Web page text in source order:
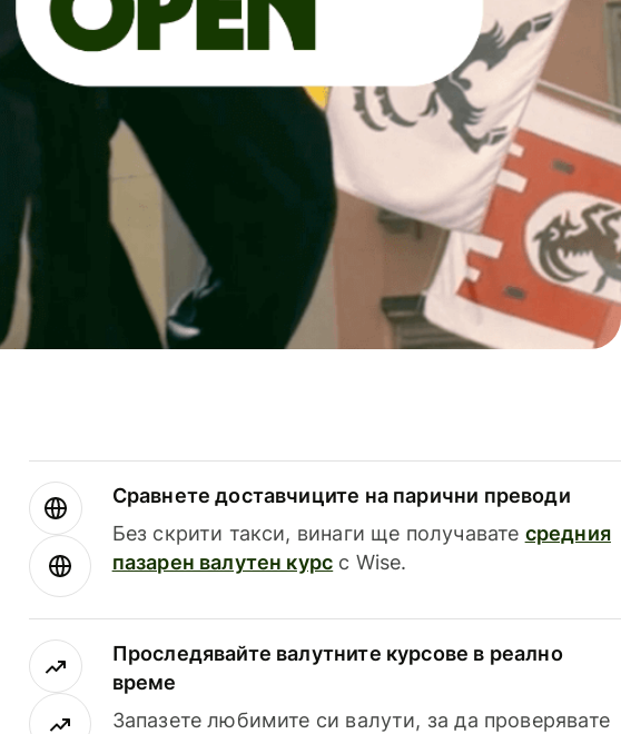
Сравнете доставчиците на парични преводи
Без скрити такси, винаги ще получавате средния
пазарен валутен курс с Wise.
Проследявайте валутните курсове в реално
време
Запазете любимите си валути, за да проверявате